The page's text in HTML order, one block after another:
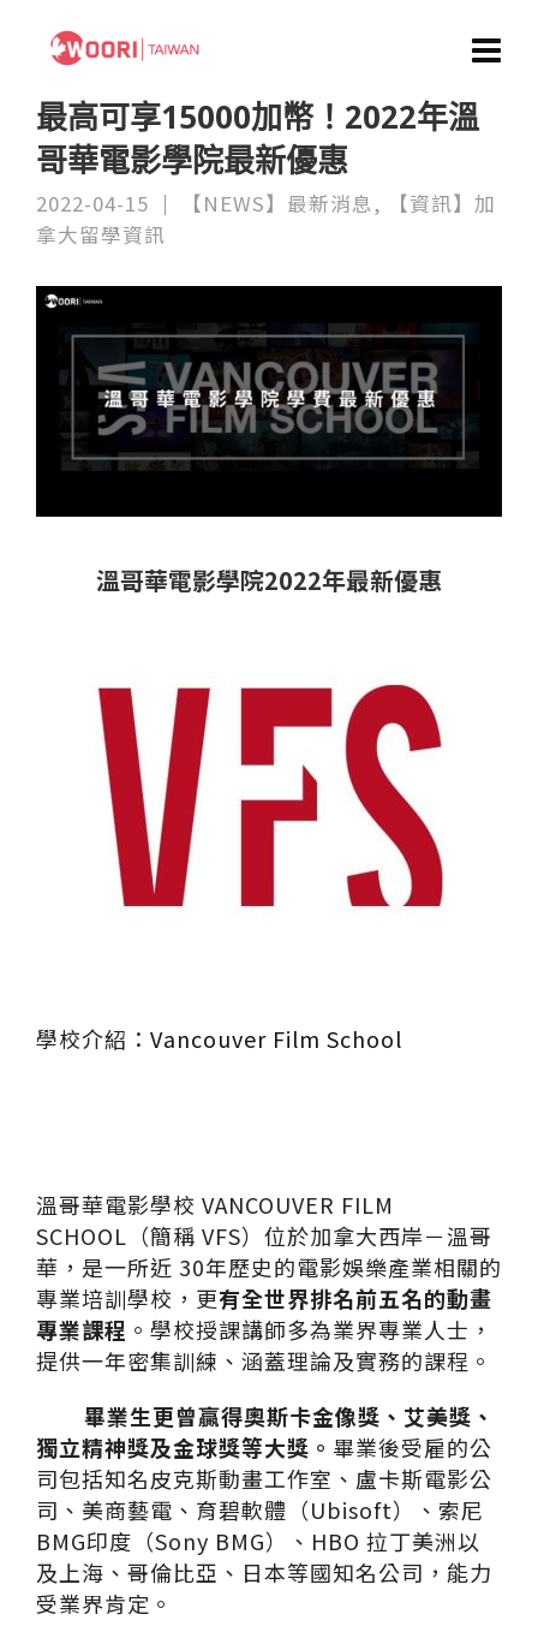
最高可享15000加幣！2022年溫
哥華電影學院最新優惠
2022-04-15 【NEWS】最新消息,
【資訊】加
拿大留學資訊
溫哥華電影學院2022年最新優惠
學校介紹： Vancouver Film School
溫哥華電影學校 VANCOUVER FILM
SCHOOL（簡稱 VFS）位於加拿大西岸－溫哥
華，是一所近 30年歷史的電影娛樂產業相關的
專業培訓學校，更有全世界排名前五名的動畫
專業課程 。學校授課講師多為業界專業人士，
提供一年密集訓練、涵蓋理論及實務的課程。
畢業生更曾贏得奧斯卡金像獎、艾美獎、
獨立精神獎及金球獎等大獎。 畢業後受雇的公
司包括知名皮克斯動畫工作室、盧卡斯電影公
司、美商藝電、育碧軟體（Ubisoft）、索尼
BMG印度（Sony BMG）、HBO 拉丁美洲以
及上海、哥倫比亞、日本等國知名公司，能力
受業界肯定。